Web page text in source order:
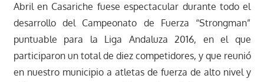
Abril en Casariche fuese espectacular durante todo el
desarrollo del Campeonato de Fuerza “Strongman”
puntuable para la Liga Andaluza 2016, en el que
participaron un total de diez competidores, y que reunió
en nuestro municipio a atletas de fuerza de alto nivel y